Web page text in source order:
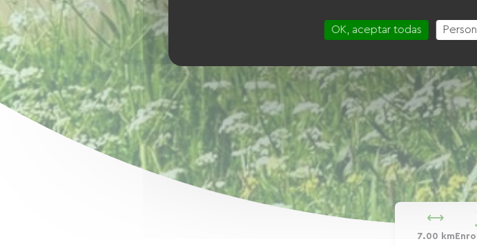
7.00 km
OK, aceptar todas